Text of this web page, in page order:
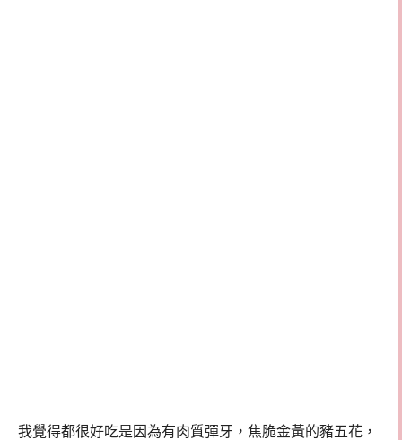
我覺得都很好吃是因為有肉質彈牙，焦脆金黃的豬五花，